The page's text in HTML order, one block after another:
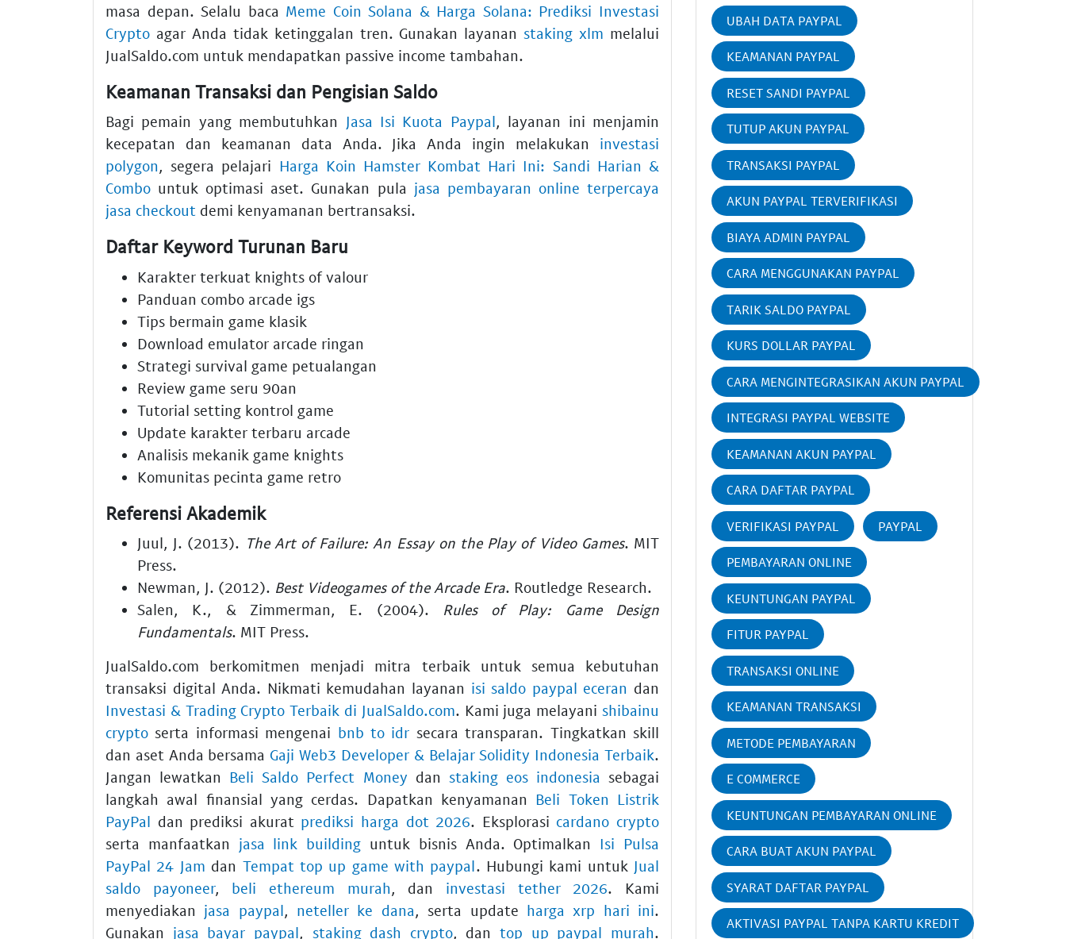
masa depan. Selalu baca Meme Coin Solana & Harga Solana: Prediksi Investasi
Crypto agar Anda tidak ketinggalan tren. Gunakan layanan staking xlm melalui
JualSaldo.com untuk mendapatkan passive income tambahan.
Keamanan Transaksi dan Pengisian Saldo
Bagi pemain yang membutuhkan Jasa Isi Kuota Paypal, layanan ini menjamin
kecepatan dan keamanan data Anda. Jika Anda ingin melakukan investasi
polygon, segera pelajari Harga Koin Hamster Kombat Hari Ini: Sandi Harian &
Combo untuk optimasi aset. Gunakan pula jasa pembayaran online terpercaya
jasa checkout demi kenyamanan bertransaksi.
Daftar Keyword Turunan Baru
Karakter terkuat knights of valour
Panduan combo arcade igs
Tips bermain game klasik
Download emulator arcade ringan
Strategi survival game petualangan
Review game seru 90an
Tutorial setting kontrol game
Update karakter terbaru arcade
Analisis mekanik game knights
Komunitas pecinta game retro
Referensi Akademik
Juul, J. (2013). The Art of Failure: An Essay on the Play of Video Games. MIT
Press.
Newman, J. (2012). Best Videogames of the Arcade Era. Routledge Research.
Salen, K., & Zimmerman, E. (2004). Rules of Play: Game Design
Fundamentals. MIT Press.
JualSaldo.com berkomitmen menjadi mitra terbaik untuk semua kebutuhan
transaksi digital Anda. Nikmati kemudahan layanan isi saldo paypal eceran dan
Investasi & Trading Crypto Terbaik di JualSaldo.com. Kami juga melayanishibainu
crypto serta informasi mengenai bnb to idr secara transparan. Tingkatkan skill
dan aset Anda bersama Gaji Web3 Developer & Belajar Solidity Indonesia Terbaik.
Jangan lewatkan Beli Saldo Perfect Money dan staking eos indonesia sebagai
langkah awal finansial yang cerdas. Dapatkan kenyamanan Beli Token Listrik
PayPal dan prediksi akurat prediksi harga dot 2026. Eksplorasi cardano crypto
serta manfaatkan jasa link building untuk bisnis Anda. Optimalkan Isi Pulsa
PayPal 24 Jam dan Tempat top up game with paypal. Hubungi kami untuk Jual
saldo payoneer, beli ethereum murah, dan investasi tether 2026. Kami
menyediakan jasa paypal, neteller ke dana, serta update harga xrp hari ini.
Gunakan jasa bayar paypal, staking dash crypto, dantop up paypal murah.
UBAH DATA PAYPAL
KEAMANAN PAYPAL
RESET SANDI PAYPAL
TUTUP AKUN PAYPAL
TRANSAKSI PAYPAL
AKUN PAYPAL TERVERIFIKASI
BIAYA ADMIN PAYPAL
CARA MENGGUNAKAN PAYPAL
TARIK SALDO PAYPAL
KURS DOLLAR PAYPAL
CARA MENGINTEGRASIKAN AKUN PAYPAL
INTEGRASI PAYPAL WEBSITE
KEAMANAN AKUN PAYPAL
CARA DAFTAR PAYPAL
VERIFIKASI PAYPAL PAYPAL
PEMBAYARAN ONLINE
KEUNTUNGAN PAYPAL
FITUR PAYPAL
TRANSAKSI ONLINE
KEAMANAN TRANSAKSI
METODE PEMBAYARAN
E COMMERCE
KEUNTUNGAN PEMBAYARAN ONLINE
CARA BUAT AKUN PAYPAL
SYARAT DAFTAR PAYPAL
AKTIVASI PAYPAL TANPA KARTU KREDIT